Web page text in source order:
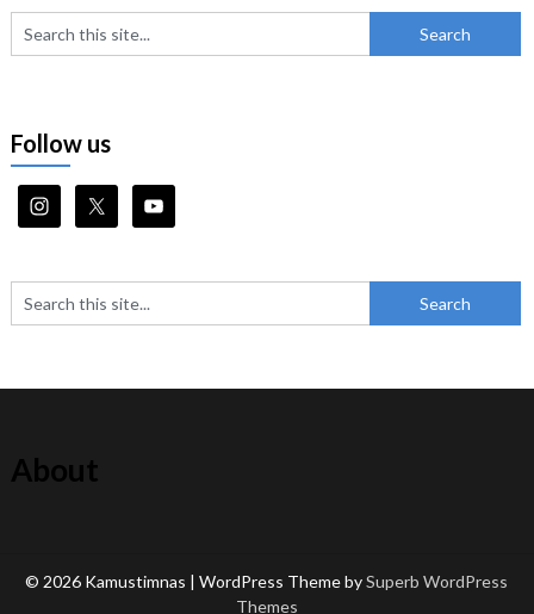
Follow us
About
© 2026 Kamustimnas | WordPress Theme bySuperb WordPress
Themes